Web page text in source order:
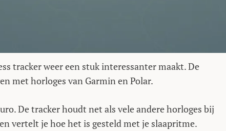
tracker weer een stuk interessanter maakt. De
met horloges van Garmin en Polar.
De tracker houdt net als vele andere horloges bij
vertelt je hoe het is gesteld met je slaapritme.